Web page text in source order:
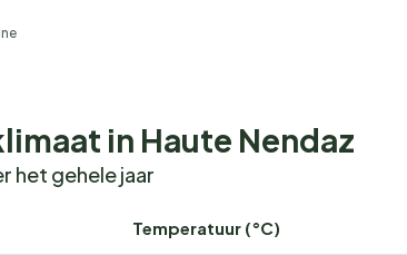
in Haute Nendaz
het gehele jaar
Temperatuur (°C)